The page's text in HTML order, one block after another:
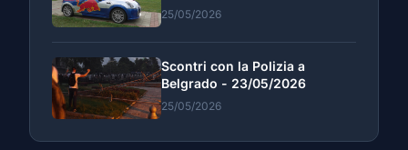
25/05/2026
Scontri con la Polizia a
Belgrado - 23/05/2026
25/05/2026